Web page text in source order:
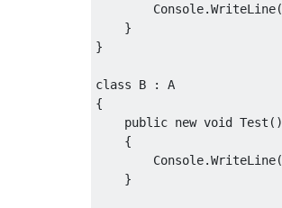
Console.WriteLine(
}
}
class B :
A
{
public new void Test ()
{
Console.WriteLine(
}